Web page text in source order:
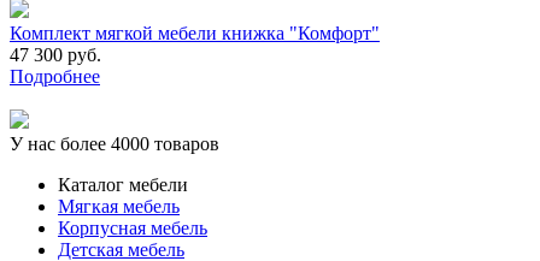
Комплект мягкой мебели книжка "Комфорт"
47 300 руб.
Подробнее
У нас более 4000 товаров
Каталог мебели
Мягкая мебель
Корпусная мебель
Детская мебель